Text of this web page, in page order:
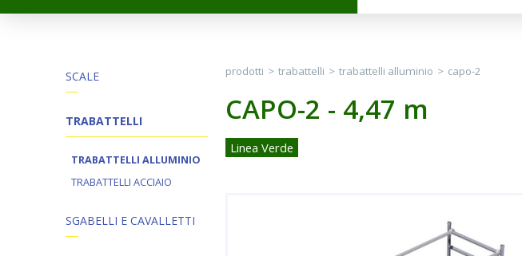
SCALE
TRABATTELLI
TRABATTELLI ALLUMINIO
TRABATTELLI ACCIAIO
SGABELLI E CAVALLETTI
prodotti > trabattelli > trabattelli alluminio > capo-2
CAPO-2 - 4,47 m
Linea Verde